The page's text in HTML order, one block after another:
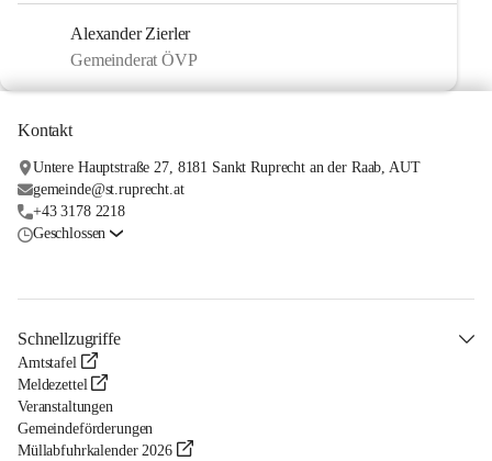
Alexander Zierler
Gemeinderat ÖVP
Kontakt
Untere Hauptstraße 27, 8181 Sankt Ruprecht an der Raab, AUT
gemeinde@st.ruprecht.at
+43 3178 2218
Geschlossen
Schnellzugriffe
Amtstafel
Meldezettel
Veranstaltungen
Gemeindeförderungen
Müllabfuhrkalender 2026